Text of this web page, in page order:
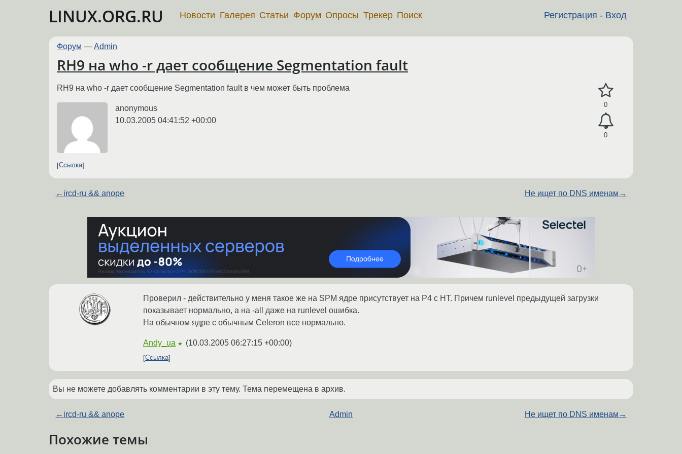
LINUX.ORG.RU Регистрация - Вход
Новости Галерея Статьи Форум Опросы Трекер Поиск
Форум — Admin
RH9 на who -r дает сообщение Segmentation fault
0
0
RH9 на who -r дает сообщение Segmentation fault в чем может быть проблема
anonymous
10.03.2005 04:41:52 +00:00
Ссылка
← ircd-ru && anope Не ищет по DNS именам →
Проверил - действительно у меня такое же на SPM ядре присутствует на P4 с HT. Причем runlevel предыдущей загрузки
показывает нормально, а на -all даже на runlevel ошибка.
На обычном ядре с обычным Celeron все нормально.
Andy_ua ★ (10.03.2005 06:27:15 +00:00)
Ссылка
Вы не можете добавлять комментарии в эту тему. Тема перемещена в архив.
← ircd-ru && anope Admin Не ищет по DNS именам →
Похожие темы